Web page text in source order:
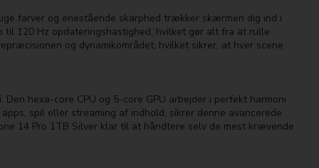
farver og enestående skarphed trækker skærmen dig ind i
120 Hz opdateringshastighed, hvilket gør alt fra at rulle
og dynamikområdet, hvilket sikrer, at hver scene
hexa-core CPU og 5-core GPU arbejder i perfekt harmoni
spil eller streaming af indhold, sikrer denne avancerede
14 Pro 1TB Silver klar til at håndtere selv de mest krævende